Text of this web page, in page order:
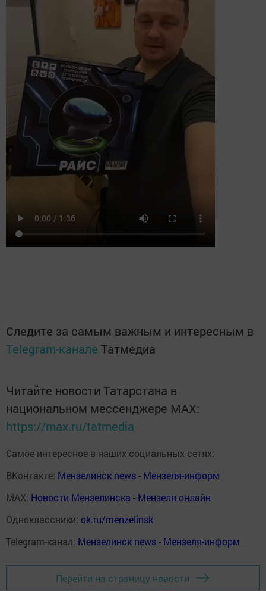
Следите за самым важным и интересным в
Telegram-канале Татмедиа
Читайте новости Татарстана в
национальном мессенджере MАХ:
https://max.ru/tatmedia
Самое интересное в наших социальных сетях:
ВКонтакте: Мензелинск news - Мензеля-информ
MAX: Новости Мензелинска - Мензеля онлайн
Одноклассники: ok.ru/menzelinsk
Telegram-канал: Мензелинск news - Мензеля-информ
Перейти на страницу новости